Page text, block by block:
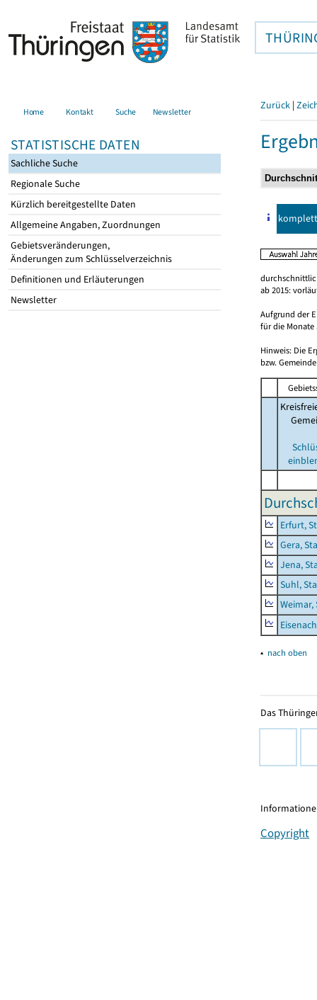
Home Kontakt Suche Newsletter
STATISTISCHE DATEN
Sachliche Suche
Regionale Suche
Kürzlich bereitgestellte Daten
Allgemeine Angaben, Zuordnungen
Gebietsveränderungen,
Änderungen zum Schlüsselverzeichnis
Definitionen und Erläuterungen
Newsletter
Zurück |
komplett
ab 2015:
Aufgrund der
für die Monate
Hinweis: Die
bzw.
Erfurt,
Gera,
Jena,
Suhl,
Weimar,
▴ nach oben
Das
Copyright